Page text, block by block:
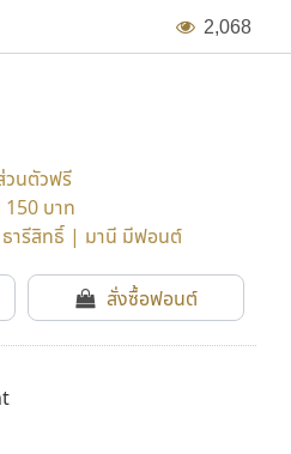
2,068
วนตัวฟรี
150 บาท
ารีสิทธิ์ | มานี มีฟอนต์
สั่งซื้อฟอนต์